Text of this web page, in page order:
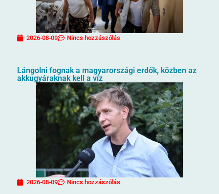
2026-08-09 Nincs hozzászólás
Lángolni fognak a magyarországi erdők, közben az
akkugyáraknak kell a víz
2026-08-09 Nincs hozzászólás